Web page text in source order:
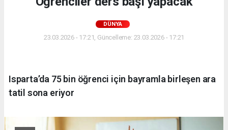
DÜNYA
23.03.2026 - 17:21, Güncelleme: 23.03.2026 - 17:21
Isparta’da 75 bin öğrenci için bayramla birleşen ara
tatil sona eriyor